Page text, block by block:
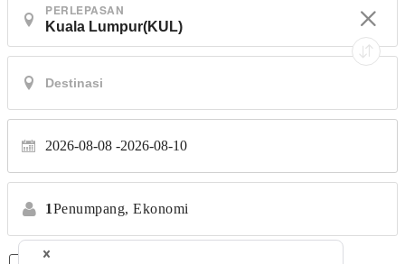
PERLEPASAN
2026-08-08 2026-08-10
1Penumpang, Ekonomi